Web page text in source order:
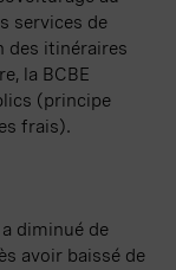
services de
des itinéraires
la BCBE
(principe
frais).
diminué de
avoir baissé de